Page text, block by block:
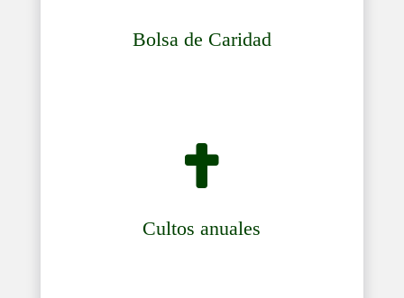
Bolsa de Caridad

Cultos anuales